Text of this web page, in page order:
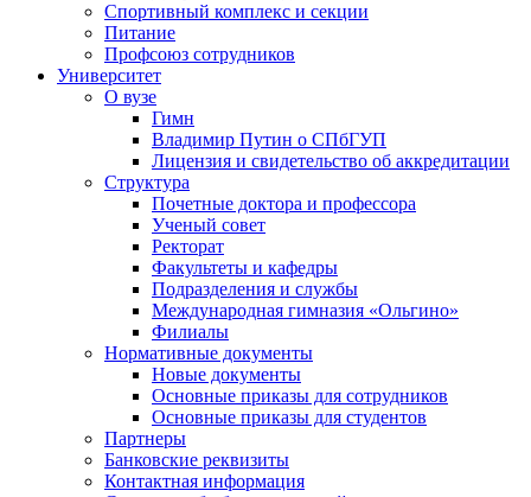
Спортивный комплекс и секции
Питание
Профсоюз сотрудников
Университет
О вузе
Гимн
Владимир Путин о СПбГУП
Лицензия и свидетельство об аккредитации
Структура
Почетные доктора и профессора
Ученый совет
Ректорат
Факультеты и кафедры
Подразделения и службы
Международная гимназия «Ольгино»
Филиалы
Нормативные документы
Новые документы
Основные приказы для сотрудников
Основные приказы для студентов
Партнеры
Банковские реквизиты
Контактная информация